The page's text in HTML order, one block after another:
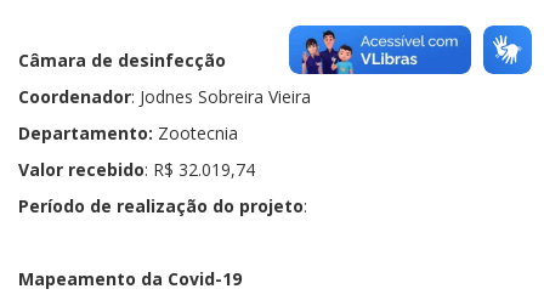
Câmara de desinfecção
Coordenador: Jodnes Sobreira Vieira
Departamento: Zootecnia
Valor recebido: R$ 32.019,74
Período de realização do projeto:
Mapeamento da Covid-19